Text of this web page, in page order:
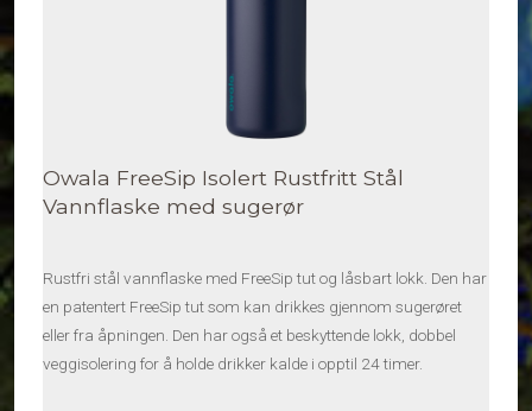
Owala FreeSip Isolert Rustfritt Stål
Vannflaske med sugerør
Rustfri stål vannflaske med FreeSip tut og låsbart lokk. Den har
en patentert FreeSip tut som kan drikkes gjennom sugerøret
eller fra åpningen. Den har også et beskyttende lokk, dobbel
veggisolering for å holde drikker kalde i opptil 24 timer.